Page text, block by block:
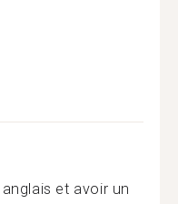
et avoir un